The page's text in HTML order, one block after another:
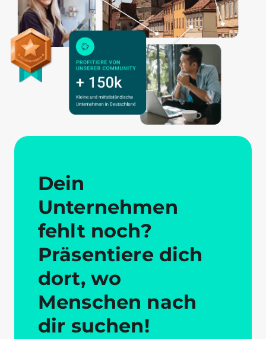
Dein
Unternehmen
fehlt noch?
Präsentiere dich
dort, wo
Menschen nach
dir suchen!